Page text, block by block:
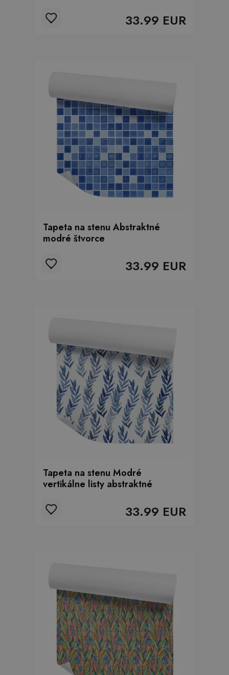
33.99 EUR
Tapeta na stenu Abstraktné
modré štvorce
33.99 EUR
Tapeta na stenu Modré
vertikálne listy abstraktné
33.99 EUR